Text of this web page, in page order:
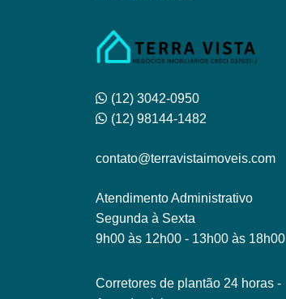
(12) 3042-0950
(12) 98144-1482
contato@terravistaimoveis.com
Atendimento Administrativo
Segunda à Sexta
9h00 às 12h00 - 13h00 às 18h00
Corretores de plantão 24 horas -